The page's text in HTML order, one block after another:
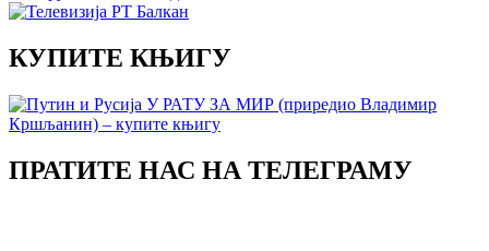
КУПИТЕ КЊИГУ
ПРАТИТЕ НАС НА ТЕЛЕГРАМУ